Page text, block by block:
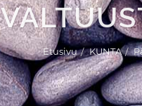
Etusivu KUNTA